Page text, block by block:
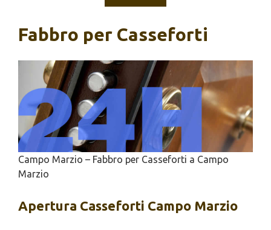
Fabbro per Casseforti
Campo Marzio – Fabbro per Casseforti a Campo
Marzio
Apertura Casseforti Campo Marzio